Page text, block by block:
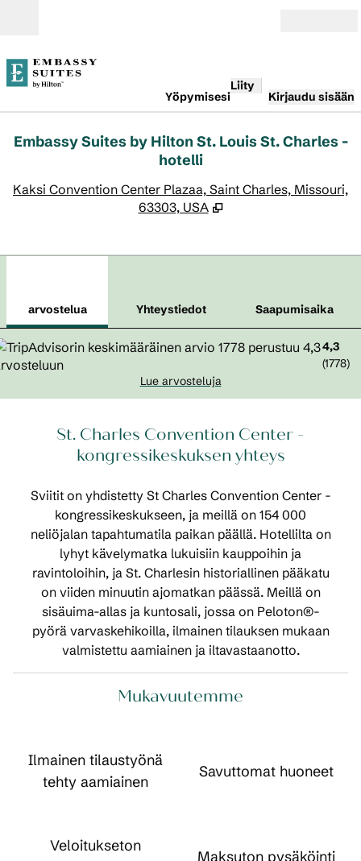
Yöpymisesi
Liity
Kirjaudu sisään
Embassy Suites by Hilton St. Louis St. Charles -
hotelli
Kaksi Convention Center Plazaa, Saint Charles, Missouri,
63303, USA
,
arvostelua Yhteystiedot
Saapumisaika
4,3
(1778)
Lue arvosteluja
St. Charles Convention Center -
kongressikeskuksen yhteys
Sviitit on yhdistetty St Charles Convention Center -
kongressikeskukseen, ja meillä on 154 000
neliöjalan tapahtumatila paikan päällä. Hotellilta on
lyhyt kävelymatka lukuisiin kauppoihin ja
ravintoloihin, ja St. Charlesin historiallinen pääkatu
on viiden minuutin ajomatkan päässä. Meillä on
sisäuima-allas ja kuntosali, jossa on Peloton®-
pyörä varvaskehikoilla, ilmainen tilauksen mukaan
valmistettu aamiainen ja iltavastaanotto.
Mukavuutemme
Ilmainen tilaustyönä
tehty aamiainen
Savuttomat huoneet
Veloitukseton
Maksuton pysäköinti